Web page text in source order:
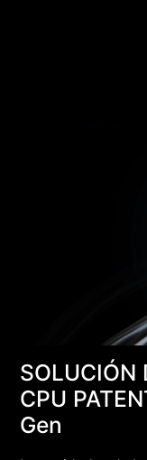
SOLUCIÓN
CPU
Gen